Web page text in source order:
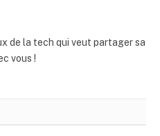
de la tech qui veut partager sa
vous !